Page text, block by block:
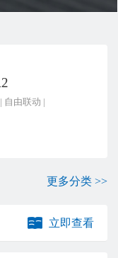
| 自由联动 |
更多分类 >>
立即查看